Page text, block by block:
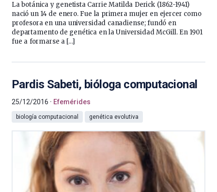
La botánica y genetista Carrie Matilda Derick (1862-1941)
nació un 14 de enero. Fue la primera mujer en ejercer como
profesora en una universidad canadiense; fundó en
departamento de genética en la Universidad McGill. En 1901
fue a formarse a […]
Pardis Sabeti, bióloga computacional
25/12/2016 Efemérides
biología computacional genética evolutiva